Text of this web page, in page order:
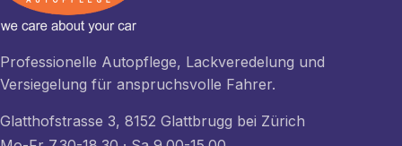
Professionelle Autopflege, Lackveredelung und
Versiegelung für anspruchsvolle Fahrer.
Glatthofstrasse 3, 8152 Glattbrugg bei Zürich